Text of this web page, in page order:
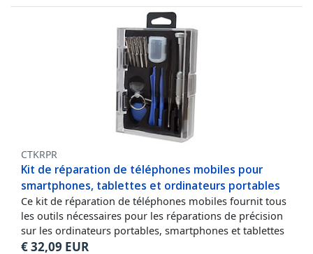
CTKRPR
Kit de réparation de téléphones mobiles pour
smartphones, tablettes et ordinateurs portables
Ce kit de réparation de téléphones mobiles fournit tous
les outils nécessaires pour les réparations de précision
sur les ordinateurs portables, smartphones et tablettes
€32,09 EUR